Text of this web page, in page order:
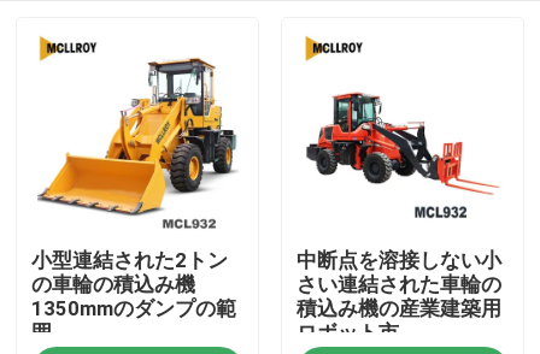
小型連結された2トン
の車輪の積込み機
1350mmのダンプの範
囲
中断点を溶接しない小
さい連結された車輪の
積込み機の産業建築用
ロボット市